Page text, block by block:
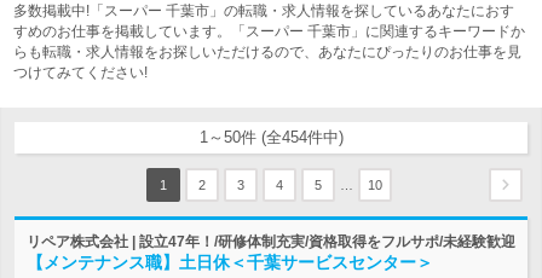
多数掲載中!「スーパー 千葉市」の転職・求人情報を探しているあなたにおす
すめのお仕事を掲載しています。「スーパー 千葉市」に関連するキーワードか
らも転職・求人情報をお探しいただけるので、あなたにぴったりのお仕事を見
つけてみてください!
1～50件 (全454件中)
1 2 3 4 5 10
リペア株式会社 | 設立47年！/研修体制充実/資格取得をフルサポ/未経験歓迎
【メンテナンス職】土日休＜千葉サービスセンター＞